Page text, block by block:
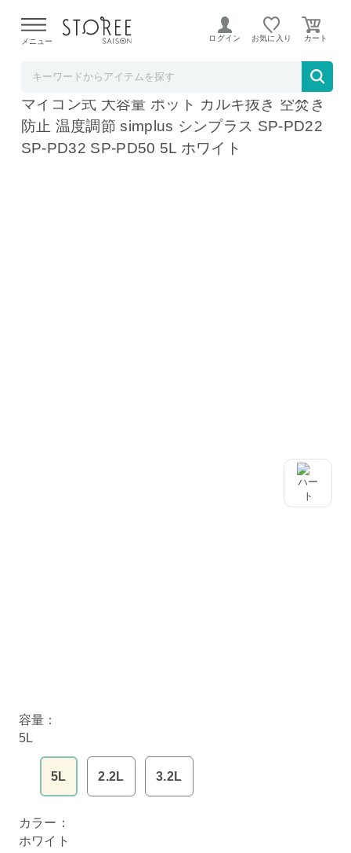
よる配送遅延が発生しております。
メニュー ログイン お気に入り
電気ポット 2.2L 3.2L 5L 省エネモード 保温
マイコン式 大容量 ポット カルキ抜き 空焚き
防止 温度調節 simplus シンプラス SP-PD22
SP-PD32 SP-PD50 5L ホワイト
容量：
5L
5L 2.2L 3.2L
カラー：
ホワイト